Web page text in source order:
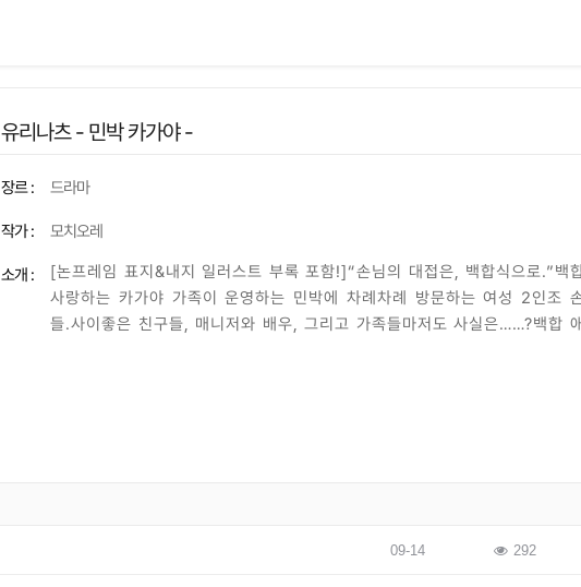
유리나츠 - 민박 카가야 -
장르 : 드라마
작가 : 모치오레
소개 :
[논프레임 표지&내지 일러스트 부록 포함!]“손님의 대접은, 백합식으로.”백
사랑하는 카가야 가족이 운영하는 민박에 차례차례 방문하는 여성 2인조
들.사이좋은 친구들, 매니저와 배우, 그리고 가족들마저도 사실은……?백합
09-14 292